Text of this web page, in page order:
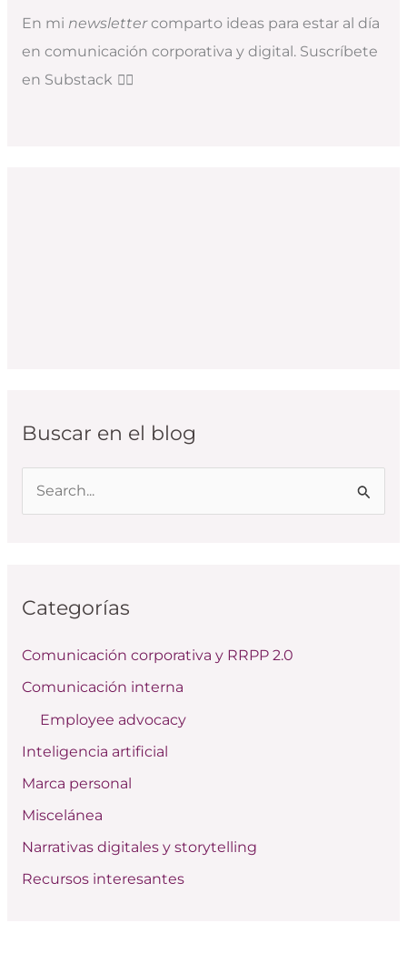
En mi newslettercomparto ideas para estar al día
en comunicación corporativa y digital. Suscríbete
en Substack 👇🏻
Buscar en el blog
a
p
o
:
Categorías
Comunicación corporativa y RRPP 2.0
Comunicación interna
Employee advocacy
Inteligencia artificial
Marca personal
Miscelánea
Narrativas digitales y storytelling
Recursos interesantes